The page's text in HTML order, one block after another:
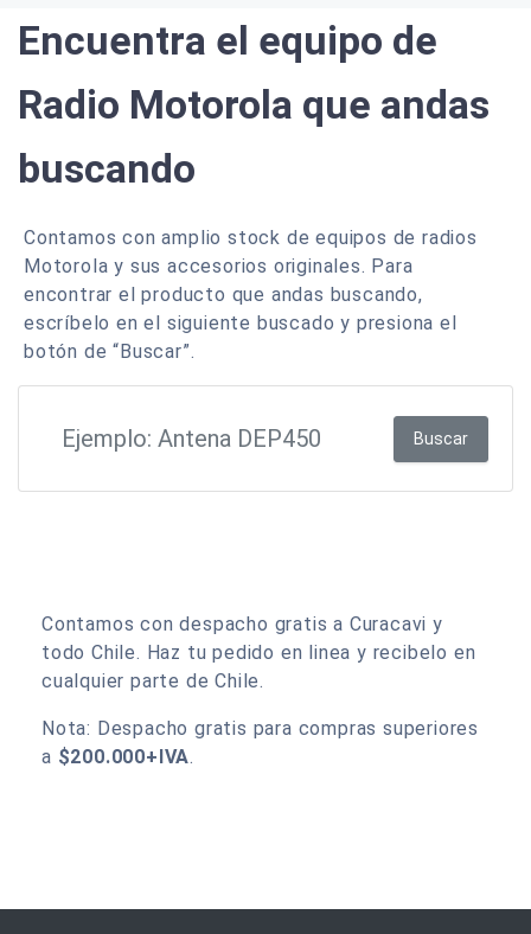
Encuentra el equipo de
Radio Motorola que andas
buscando
Contamos con amplio stock de equipos de radios
Motorola y sus accesorios originales. Para
encontrar el producto que andas buscando,
escríbelo en el siguiente buscado y presiona el
botón de “Buscar”.
Buscar
Contamos con despacho gratis a Curacavi y
todo Chile. Haz tu pedido en linea y recibelo en
cualquier parte de Chile.
Nota: Despacho gratis para compras superiores
a $200.000+IVA.